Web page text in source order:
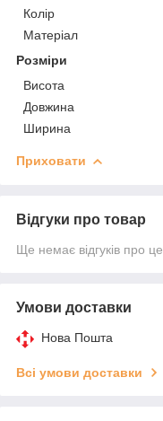
Колір
Матеріал
Розміри
Висота
Довжина
Ширина
Приховати
Відгуки про товар
Ще немає відгуків про
Умови доставки
Нова Пошта
Всі умови доставки